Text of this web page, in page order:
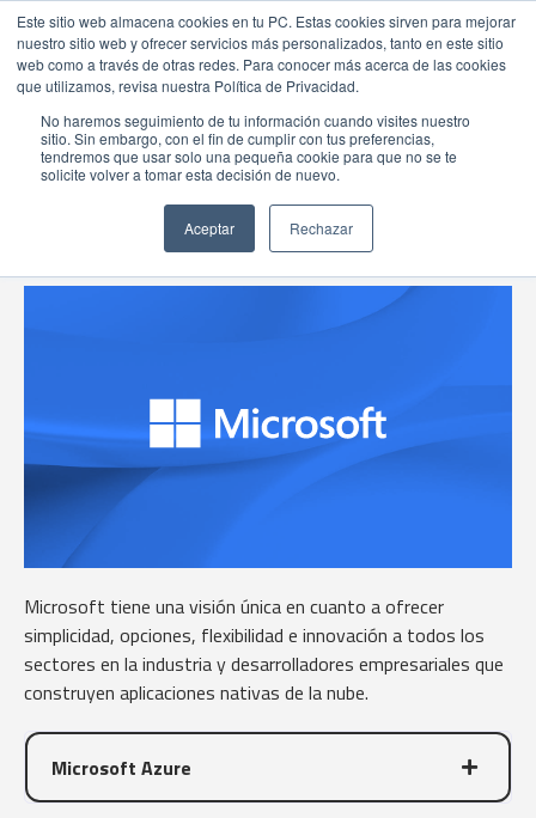
Este sitio web almacena cookies en tu PC. Estas cookies sirven para mejorar
nuestro sitio web y ofrecer servicios más personalizados, tanto en este sitio
web como a través de otras redes. Para conocer más acerca de las cookies
que utilizamos, revisa nuestra Política de Privacidad.
No haremos seguimiento de tu información cuando visites nuestro
sitio. Sin embargo, con el fin de cumplir con tus preferencias,
tendremos que usar solo una pequeña cookie para que no se te
solicite volver a tomar esta decisión de nuevo.
Aceptar Rechazar
PORTAFOLIO
Microsoft tiene una visión única en cuanto a ofrecer
simplicidad, opciones, flexibilidad e innovación a todos los
sectores en la industria y desarrolladores empresariales que
construyen aplicaciones nativas de la nube.
Microsoft Azure